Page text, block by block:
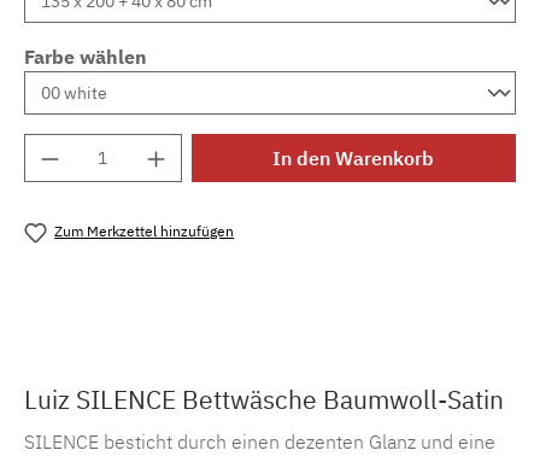
Farbe wählen
Produkt Anzahl: Gib den gewünschten
In den Warenkorb
Zum Merkzettel hinzufügen
Luiz SILENCE Bettwäsche Baumwoll-Satin
SILENCE besticht durch einen dezenten Glanz und eine